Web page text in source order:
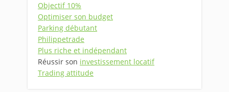
Objectif 10%
Optimiser son budget
Parking débutant
Philippetrade
Plus riche et indépendant
Réussir son investissement locatif
Trading attitude